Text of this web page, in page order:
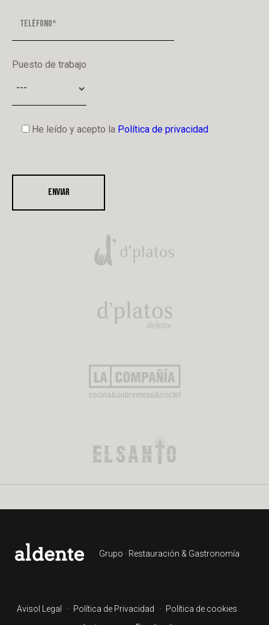
Puesto de trabajo
He leído y acepto la Política de privacidad
Grupo · Restauración & Gastronomía
Avisol Legal · Política de Privacidad · Política de cookies